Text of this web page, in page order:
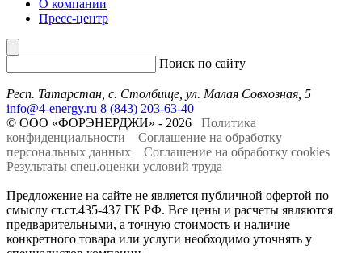
О компании
Пресс-центр
Поиск по сайту
Респ. Татарстан, с. Столбище, ул. Малая Совхозная, 5
info@4-energy.ru 8 (843) 203-63-40
© ООО «ФОРЭНЕРДЖИ» - 2026 Политика
конфиденциальности
Соглашение на обработку
персональных данных
Соглашение на обработку cookies
Результаты спец.оценки условий труда
Предложение на сайте не является публичной офертой по
смыслу ст.ст.435-437 ГК РФ. Все цены и расчеты являются
предварительными, а точную стоимость и наличие
конкретного товара или услуги необходимо уточнять у